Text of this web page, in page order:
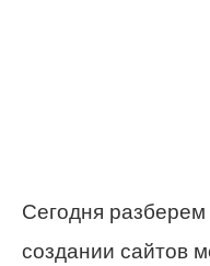
Сегодня разберем
создании сайтов